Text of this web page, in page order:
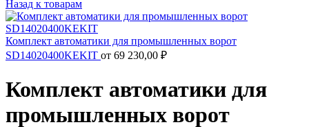
Назад к товарам
Комплект автоматики для промышленных ворот
SD14020400KEKIT от 69 230,00 ₽
Комплект автоматики для
промышленных ворот